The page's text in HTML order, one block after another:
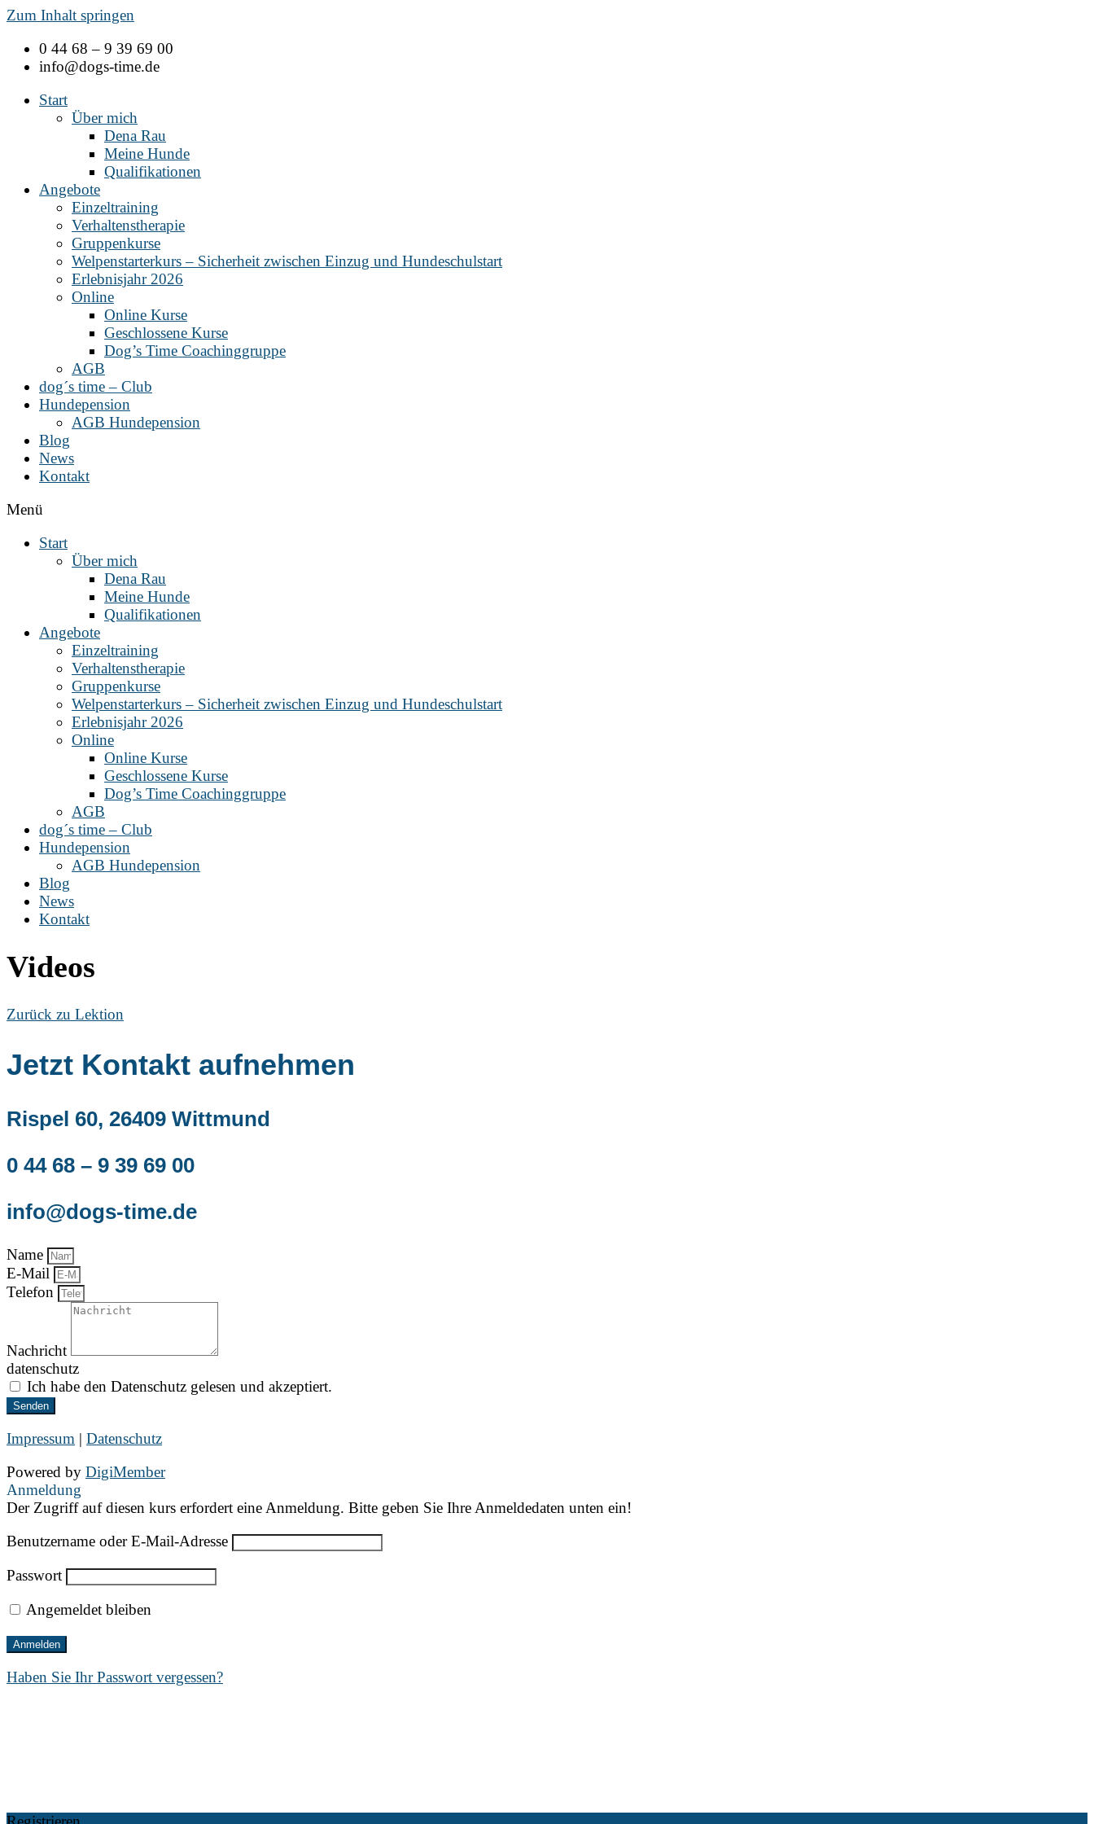
Zum Inhalt springen
0 44 68 – 9 39 69 00
info@dogs-time.de
Start
Über mich
Dena Rau
Meine Hunde
Qualifikationen
Angebote
Einzeltraining
Verhaltenstherapie
Gruppenkurse
Welpenstarterkurs – Sicherheit zwischen Einzug und Hundeschulstart
Erlebnisjahr 2026
Online
Online Kurse
Geschlossene Kurse
Dog’s Time Coachinggruppe
AGB
dog´s time – Club
Hundepension
AGB Hundepension
Blog
News
Kontakt
Menü
Start
Über mich
Dena Rau
Meine Hunde
Qualifikationen
Angebote
Einzeltraining
Verhaltenstherapie
Gruppenkurse
Welpenstarterkurs – Sicherheit zwischen Einzug und Hundeschulstart
Erlebnisjahr 2026
Online
Online Kurse
Geschlossene Kurse
Dog’s Time Coachinggruppe
AGB
dog´s time – Club
Hundepension
AGB Hundepension
Blog
News
Kontakt
Videos
Zurück zu Lektion
Jetzt Kontakt aufnehmen
Rispel 60, 26409 Wittmund
0 44 68 – 9 39 69 00
info@dogs-time.de
Name
E-Mail
Telefon
Nachricht
datenschutz
Ich habe den Datenschutz gelesen und akzeptiert.
Senden
Impressum | Datenschutz
Powered by DigiMember
Anmeldung
Der Zugriff auf diesen kurs erfordert eine Anmeldung. Bitte geben Sie Ihre Anmeldedaten unten ein!
Benutzername oder E-Mail-Adresse
Passwort
Angemeldet bleiben
Haben Sie Ihr Passwort vergessen?